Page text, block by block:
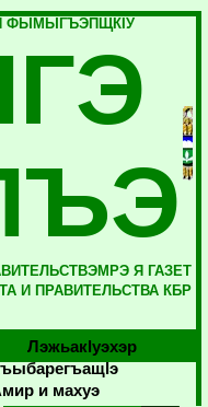
ФЫМЫГЪЭПЩКIУ
Я ГАЗЕТ
И ПРАВИТЕЛЬСТВА КБР
Лэжьакlуэхэр
и махуэ